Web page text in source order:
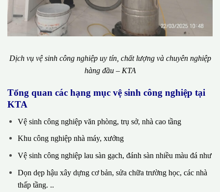
Dịch vụ vệ sinh công nghiệp uy tín, chất lượng và chuyên nghiệp
hàng đầu – KTA
Tổng quan các hạng mục vệ sinh công nghiệp tại
KTA
Vệ sinh công nghiệp văn phòng, trụ sở, nhà cao tầng
Khu công nghiệp nhà máy, xưởng
Vệ sinh công nghiệp lau sàn gạch, đánh sàn nhiều màu đá như
Dọn dẹp hậu xây dựng cơ bản, sửa chữa trường học, các nhà
thấp tầng. ..